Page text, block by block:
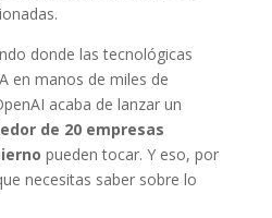
donde las tecnológicas
en manos de miles de
acaba de lanzar un
de 20 empresas
pueden tocar. Y eso, por
necesitas saber sobre lo